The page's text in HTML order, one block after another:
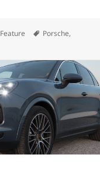
Kategorien
Feature Schlagwörter
Porsche,